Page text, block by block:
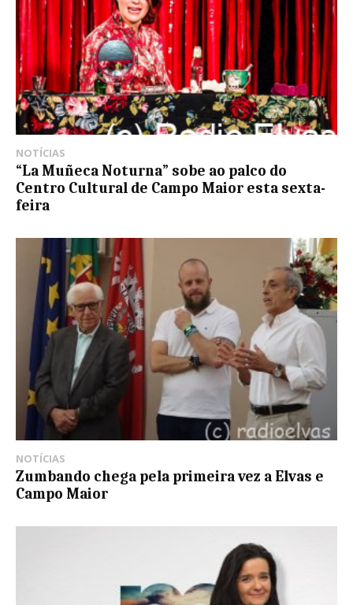
NOTÍCIAS
“La Muñeca Noturna” sobe ao palco do
Centro Cultural de Campo Maior esta sexta-
feira
NOTÍCIAS
Zumbando chega pela primeira vez a Elvas e
Campo Maior